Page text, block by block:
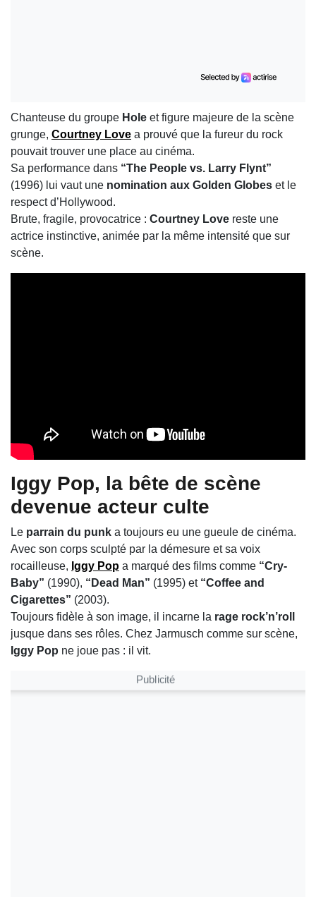
Chanteuse du groupe Hole et figure majeure de la scène
grunge, Courtney Love a prouvé que la fureur du rock
pouvait trouver une place au cinéma.
Sa performance dans “The People vs. Larry Flynt”
(1996) lui vaut une nomination aux Golden Globes et le
respect d’Hollywood.
Brute, fragile, provocatrice : Courtney Love reste une
actrice instinctive, animée par la même intensité que sur
scène.
Iggy Pop, la bête de scène
devenue acteur culte
Le parrain du punk a toujours eu une gueule de cinéma.
Avec son corps sculpté par la démesure et sa voix
rocailleuse, Iggy Pop a marqué des films comme “Cry-
Baby” (1990), “Dead Man” (1995) et “Coffee and
Cigarettes” (2003).
Toujours fidèle à son image, il incarne la rage rock’n’roll
jusque dans ses rôles. Chez Jarmusch comme sur scène,
Iggy Pop ne joue pas : il vit.
Publicité